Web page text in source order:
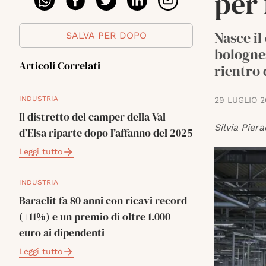
SALVA PER DOPO
Articoli Correlati
INDUSTRIA
Il distretto del camper della Val
d’Elsa riparte dopo l’affanno del 2025
Leggi tutto
INDUSTRIA
Baraclit fa 80 anni con ricavi record
(+11%) e un premio di oltre 1.000
euro ai dipendenti
Leggi tutto
Nasce
rientro
29 LUGLIO
Silvia